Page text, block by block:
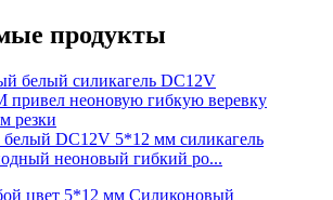
продукты
DC12V 5*12 мм силикагель
неоновый гибкий ро...